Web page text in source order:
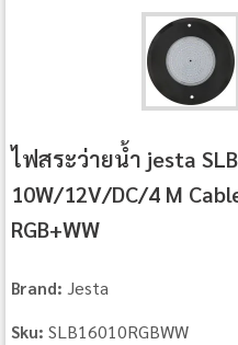
ไฟสระว่ายน้ำ jesta
10W/12V/DC/4 M
RGB+WW
Brand: Jesta
Sku: SLB16010RGBWW